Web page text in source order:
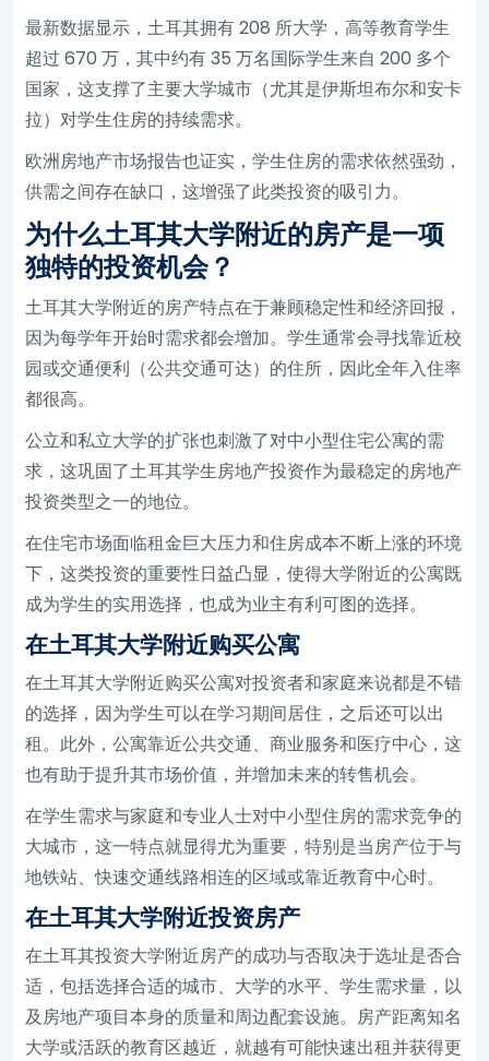
最新数据显示，土耳其拥有 208 所大学，高等教育学生
超过 670 万，其中约有 35 万名国际学生来自 200 多个
国家，这支撑了主要大学城市（尤其是伊斯坦布尔和安卡
拉）对学生住房的持续需求。
欧洲房地产市场报告也证实，学生住房的需求依然强劲，
供需之间存在缺口，这增强了此类投资的吸引力。
为什么土耳其大学附近的房产是一项
独特的投资机会？
土耳其大学附近的房产特点在于兼顾稳定性和经济回报，
因为每学年开始时需求都会增加。学生通常会寻找靠近校
园或交通便利（公共交通可达）的住所，因此全年入住率
都很高。
公立和私立大学的扩张也刺激了对中小型住宅公寓的需
求，这巩固了土耳其学生房地产投资作为最稳定的房地产
投资类型之一的地位。
在住宅市场面临租金巨大压力和住房成本不断上涨的环境
下，这类投资的重要性日益凸显，使得大学附近的公寓既
成为学生的实用选择，也成为业主有利可图的选择。
在土耳其大学附近购买公寓
在土耳其大学附近购买公寓对投资者和家庭来说都是不错
的选择，因为学生可以在学习期间居住，之后还可以出
租。此外，公寓靠近公共交通、商业服务和医疗中心，这
也有助于提升其市场价值，并增加未来的转售机会。
在学生需求与家庭和专业人士对中小型住房的需求竞争的
大城市，这一特点就显得尤为重要，特别是当房产位于与
地铁站、快速交通线路相连的区域或靠近教育中心时。
在土耳其大学附近投资房产
在土耳其投资大学附近房产的成功与否取决于选址是否合
适，包括选择合适的城市、大学的水平、学生需求量，以
及房地产项目本身的质量和周边配套设施。房产距离知名
大学或活跃的教育区越近，就越有可能快速出租并获得更